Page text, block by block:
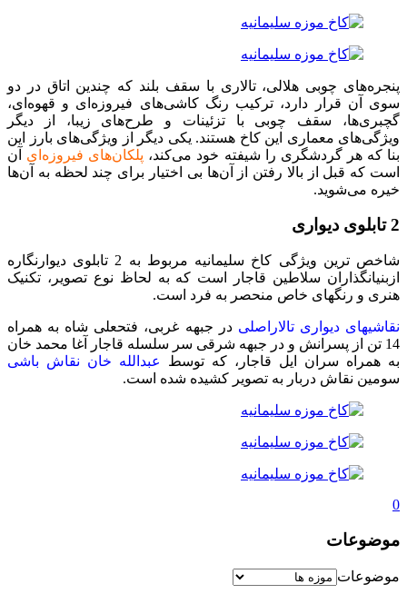
پنجره‌های چوبی هلالی، تالاری با سقف بلند که چندین اتاق در دو
سوی آن قرار دارد، ترکیب رنگ کاشی‌های فیروزه‌ای و قهوه‌ای،
گچبری‌ها، سقف چوبی با تزئینات و طرح‌های زیبا، از دیگر
ویژگی‌های معماری این کاخ هستند. یکی دیگر از ویژگی‌های بارز این
بنا که هر گردشگری را شیفته خود می‌کند، پلکان‌های فیروزه‌ای آن
است که قبل از بالا رفتن از آن‌ها بی اختیار برای چند لحظه به آن‌ها
خیره می‌شوید.
2 تابلوی دیواری
شاخص ترین ویژگی کاخ سلیمانیه مربوط به 2 تابلوی دیوارنگاره
ازبنیانگذاران سلاطین قاجار است که به لحاظ نوع تصویر، تکنیک
هنری و رنگهای خاص منحصر به فرد است.
نقاشیهای دیواری تالاراصلی در جبهه غربی، فتحعلی شاه به همراه
14 تن از پسرانش و در جبهه شرقی سر سلسله قاجار آغا محمد خان
به همراه سران ایل قاجار، که توسط
عبدالله خان نقاش باشی
سومین نقاش دربار به تصویر کشیده شده است.
0
موضوعات
موضوعات